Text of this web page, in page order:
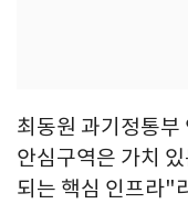
최동원 과기정통
안심구역은 가치
되는 핵심 인프라"